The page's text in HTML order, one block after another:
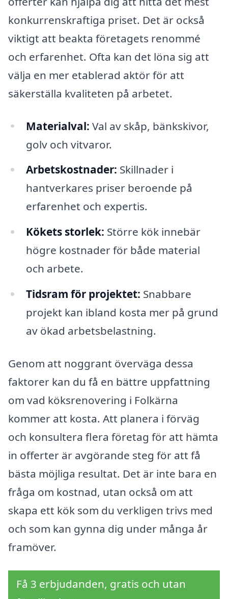
konkurrenskraftiga priset. Det är också
viktigt att beakta företagets renommé
och erfarenhet. Ofta kan det löna sig att
välja en mer etablerad aktör för att
säkerställa kvaliteten på arbetet.
Materialval: Val av skåp, bänkskivor,
golv och vitvaror.
Arbetskostnader: Skillnader i
hantverkares priser beroende på
erfarenhet och expertis.
Kökets storlek: Större kök innebär
högre kostnader för både material
och arbete.
Tidsram för projektet: Snabbare
projekt kan ibland kosta mer på grund
av ökad arbetsbelastning.
Genom att noggrant överväga dessa
faktorer kan du få en bättre uppfattning
om vad köksrenovering i Folkärna
kommer att kosta. Att planera i förväg
och konsultera flera företag för att hämta
in offerter är avgörande steg för att få
bästa möjliga resultat. Det är inte bara en
fråga om kostnad, utan också om att
skapa ett kök som du verkligen trivs med
och som kan gynna dig under många år
framöver.
Få 3 erbjudanden, gratis och utan